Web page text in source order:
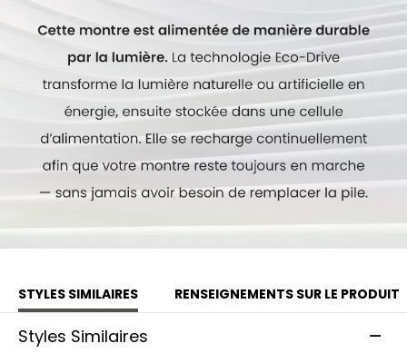
STYLES SIMILAIRES RENSEIGNEMENTS SUR LE PRODUIT
Styles Similaires